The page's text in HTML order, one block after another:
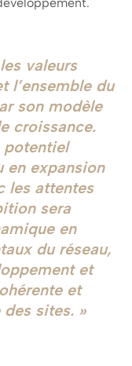
valeurs
l’ensemble du
son modèle
croissance.
potentiel
en expansion
les attentes
sera
en
du réseau,
et
et
des sites.